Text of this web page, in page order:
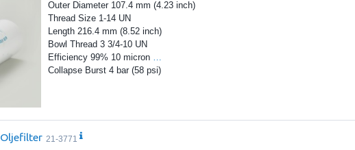
Outer Diameter 107.4 mm (4.23 inch)
Thread Size 1-14 UN
Length 216.4 mm (8.52 inch)
Bowl Thread 3 3/4-10 UN
Efficiency 99% 10 micron
Collapse Burst 4 bar (58 psi)
Oljefilter 21-3771